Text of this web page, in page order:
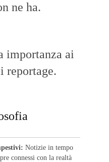
ne ha.
importanza ai
reportage.
Notizie in tempo
connessi con la realtà